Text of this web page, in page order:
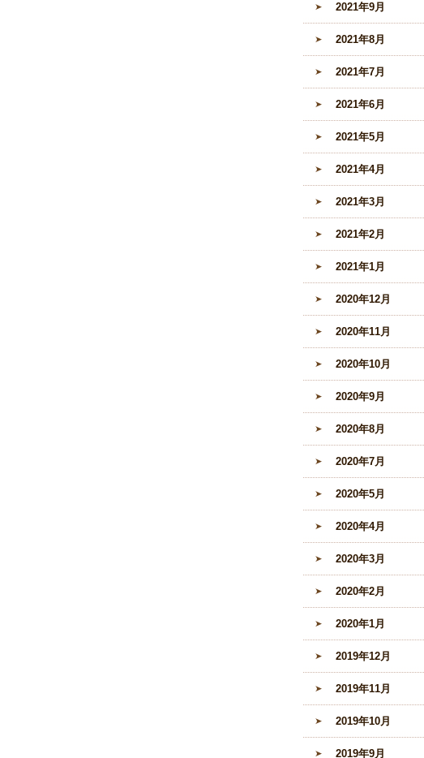
2021年9月
2021年8月
2021年7月
2021年6月
2021年5月
2021年4月
2021年3月
2021年2月
2021年1月
2020年12月
2020年11月
2020年10月
2020年9月
2020年8月
2020年7月
2020年5月
2020年4月
2020年3月
2020年2月
2020年1月
2019年12月
2019年11月
2019年10月
2019年9月